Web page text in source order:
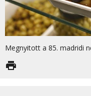
Megnyitott a 85. madridi
print